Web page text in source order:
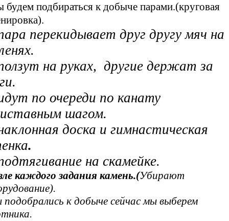
будем подбираться к добыче парами.(круговая
перекидывает друг другу мяч на
на руках, другие держат за
по очереди по канату
шагом.
доска и гимнастическая
.
на скамейке.
каждого задания камень.(Убирают
к добыче сейчас мы выберем